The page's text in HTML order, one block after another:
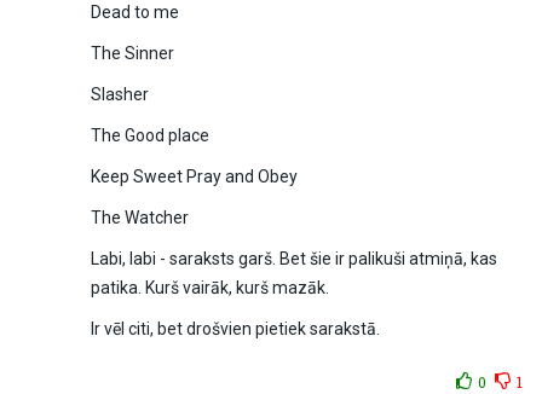
Dead to me
The Sinner
Slasher
The Good place
Keep Sweet Pray and Obey
The Watcher
Labi, labi - saraksts garš. Bet šie ir palikuši atmiņā, kas
patika. Kurš vairāk, kurš mazāk.
Ir vēl citi, bet drošvien pietiek sarakstā.
0 1